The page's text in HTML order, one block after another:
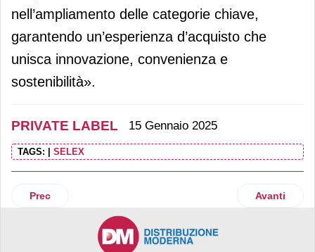
nell’ampliamento delle categorie chiave,
garantendo un’esperienza d’acquisto che
unisca innovazione, convenienza e
sostenibilità».
PRIVATE LABEL 15 Gennaio 2025
TAGS: | SELEX
Articolo precedente: Distribuzione, un prodotto venduto
Prec Articolo
Avanti